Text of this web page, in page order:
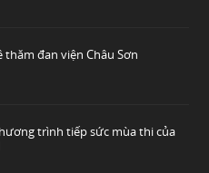
thăm đan viện Châu Sơn
trình tiếp sức mùa thi của